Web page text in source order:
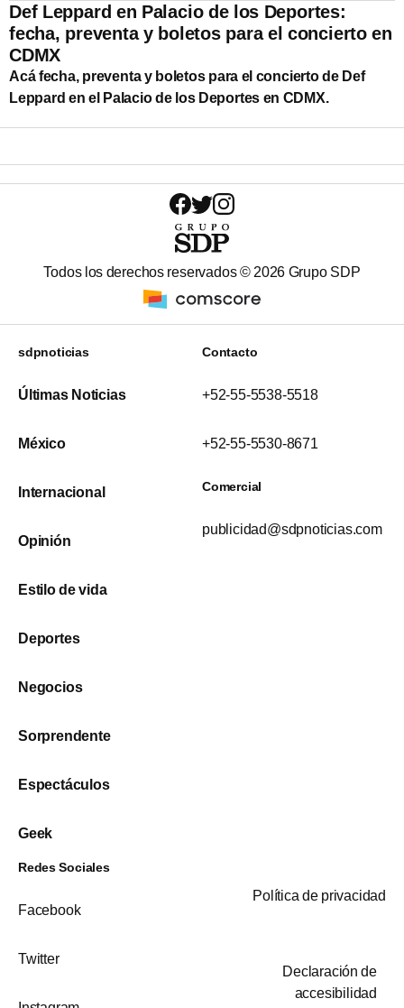
Def Leppard en Palacio de los Deportes:
fecha, preventa y boletos para el concierto en
CDMX
Acá fecha, preventa y boletos para el concierto de Def
Leppard en el Palacio de los Deportes en CDMX.
Todos los derechos reservados ©2026 Grupo SDP
sdpnoticias
Últimas Noticias
México
Internacional
Opinión
Estilo de vida
Deportes
Negocios
Sorprendente
Espectáculos
Geek
Contacto
+52-55-5538-5518
+52-55-5530-8671
Comercial
publicidad@sdpnoticias.com
Redes Sociales
Facebook
Twitter
Política de privacidad
Declaración de
accesibilidad